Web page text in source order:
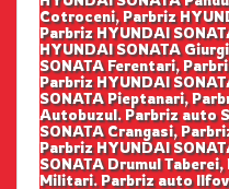
Cotroceni, Parbriz
Parbriz HYUNDAI
HYUNDAI SONATA
SONATA Ferentari,
Parbriz HYUNDAI
SONATA Pieptanari,
Autobuzul. Parbriz auto
SONATA Crangasi,
Parbriz HYUNDAI
SONATA Drumul
Militari. Parbriz auto